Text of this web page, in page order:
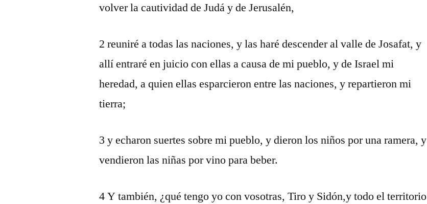
volver la cautividad de Judá y de Jerusalén,
2 reuniré a todas las naciones, y las haré descender al valle de Josafat, y
allí entraré en juicio con ellas a causa de mi pueblo, y de Israel mi
heredad, a quien ellas esparcieron entre las naciones, y repartieron mi
tierra;
3 y echaron suertes sobre mi pueblo, y dieron los niños por una ramera, y
vendieron las niñas por vino para beber.
4 Y también, ¿qué tengo yo con vosotras, Tiro y Sidón,y todo el territorio